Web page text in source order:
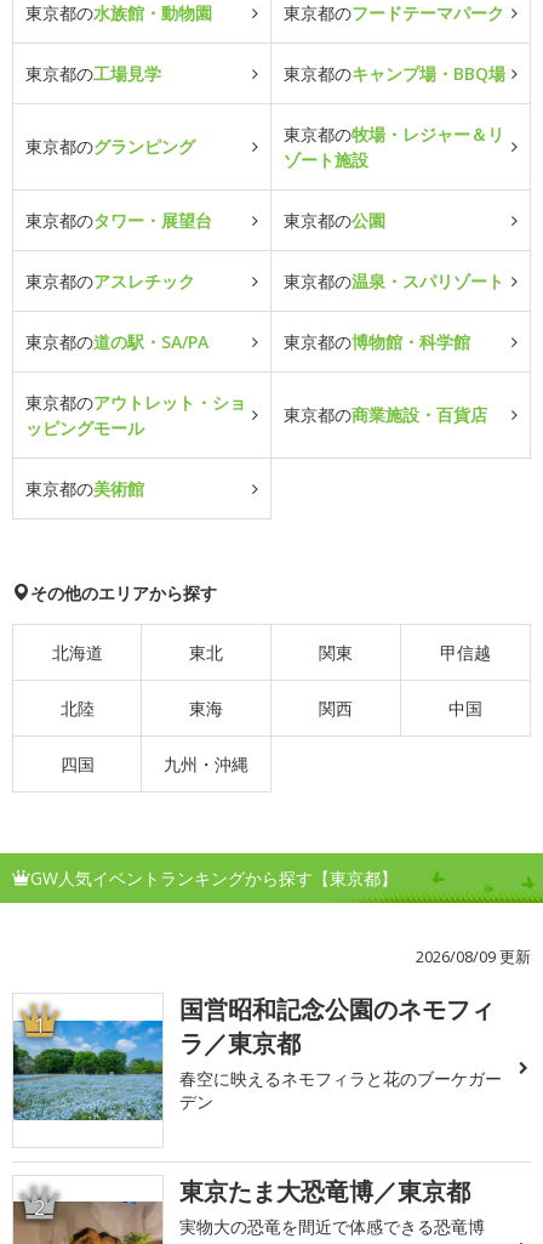
東京都の水族館・動物園 東京都のフードテーマパーク
東京都の工場見学 東京都のキャンプ場・BBQ場
東京都のグランピング
東京都の牧場・レジャー＆リ
ゾート施設
東京都のタワー・展望台 東京都の公園
東京都のアスレチック 東京都の温泉・スパリゾート
東京都の道の駅・SA/PA 東京都の博物館・科学館
東京都のアウトレット・ショ
ッピングモール
東京都の商業施設・百貨店
東京都の美術館
その他のエリアから探す
北海道 東北 関東 甲信越
北陸 東海 関西 中国
四国 九州・沖縄
GW人気イベントランキングから探す【東京都】
2026/08/09 更新
1
国営昭和記念公園のネモフィ
ラ／東京都
春空に映えるネモフィラと花のブーケガー
デン
2 東京たま大恐竜博／東京都
実物大の恐竜を間近で体感できる恐竜博